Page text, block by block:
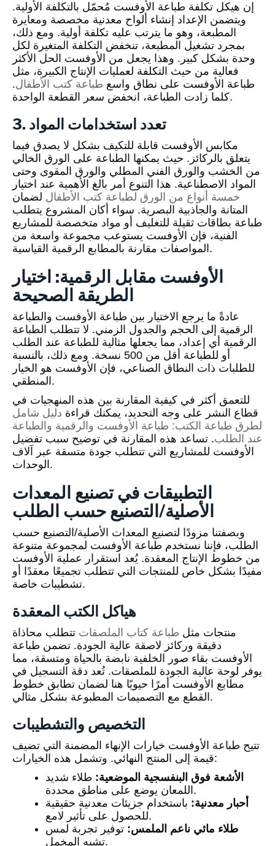
إن هيكل تكلفة طباعة الأوفست مُحمّل بالتكلفة الأولية.
ويتضمن الإعداد إنشاء ألواح معدنية مخصصة ومعايرة
المطبعة، وهو ما يترتب عليه تكلفة أولية. ومع ذلك،
بمجرد تشغيل المطبعة، تنخفض التكلفة المتغيرة لكل
وحدة بشكل كبير. وهذا يجعل من الأوفست الحل الأكثر
فعالية من حيث التكلفة لعمليات الإنتاج الكبيرة، مثل
طباعة الأوفست على نطاق واسع طباعة كتب الأطفال.
كلما زادت الطباعة، انخفض سعر القطعة الواحدة.
3. تعدد استخدامات المواد
مكابس الأوفست قابلة للتكيف بشكل لا يصدق فيما
يتعلق بالركائز. حيث يمكنها الطباعة على الورق الخالي
من الخشب والورق الفني المطلي والورق المقوى وحتى
المواد الاصطناعية. هذا التنوع أمر بالغ الأهمية عند اختيار
خمسة أنواع من الورق لطباعة كتب الأطفال لضمان
المتانة والجاذبية البصرية. سواء أكان المشروع يتطلب
طباعة بطاقات ثقيلة للتغليف أو مواد متخصصة للمشاريع
الفنية، فإن الأوفست يستوعب مجموعة واسعة من
المواصفات مقارنة بالمطابع الرقمية القياسية.
الأوفست مقابل الرقمية: اختيار
الطريقة الصحيحة
عادةً ما يرجع الاختيار بين طباعة الأوفست والطباعة
الرقمية إلى الحجم والجدول الزمني. لا تتطلب الطباعة
الرقمية أي إعداد، مما يجعلها مثالية للطباعة عند الطلب
أو للطباعة أقل من 500 نسخة. ومع ذلك، بالنسبة
للطلبات ذات النطاق الصناعي، فإن الأوفست هو الخيار
المنطقي.
للتعمق أكثر في كيفية المقارنة بين هذه المنهجيات في
قطاع النشر على وجه التحديد، يمكنك قراءة دليل شامل
لطرق طباعة الكتب: طباعة الأوفست والرقمية والطباعة
عند الطلب. تساعد هذه المقارنة في توضيح سبب تفضيل
الأوفست للمشاريع التي تتطلب جودة متسقة عبر آلاف
الوحدات.
التطبيقات في تصنيع المعدات
الأصلية/التصنيع حسب الطلب
وبصفتنا مزودًا لتصنيع المعدات الأصلية/التصنيع حسب
الطلب، فإننا نستخدم طباعة الأوفست لمجموعة متنوعة
من خطوط الإنتاج المعقدة. يُعد استقرار عملية الأوفست
مفيدًا بشكل خاص للمنتجات التي تتطلب تجميعًا معقدًا أو
تشطيبات خاصة.
هياكل الكتب المعقدة
منتجات مثل طباعة كتاب الملصقات تتطلب محاذاة
دقيقة وركائز لاصقة عالية الجودة. تضمن طباعة
الأوفست بقاء صور الخلفية نابضة بالحياة ومتسقة، مما
يوفر لوحة عالية الجودة للملصقات. تُعد دقة التسجيل في
مطابع الأوفست أمرًا حيويًا هنا لضمان تطابق خطوط
القطع مع التصميمات المطبوعة بشكل مثالي.
التخصيص والتشطيبات
تتيح طباعة الأوفست خيارات الإنهاء المضمنة التي تضيف
قيمة إلى المنتج النهائي. وتشمل هذه الخيارات:
الأشعة فوق البنفسجية الموضعية: طلاء شديد
اللمعان يوضع على مناطق محددة.
أحبار معدنية: باستخدام جزيئات معدنية حقيقية
للحصول على تأثير لامع.
طلاء مائي ناعم الملمس: توفير تجربة لمس
تشبه المخمل.